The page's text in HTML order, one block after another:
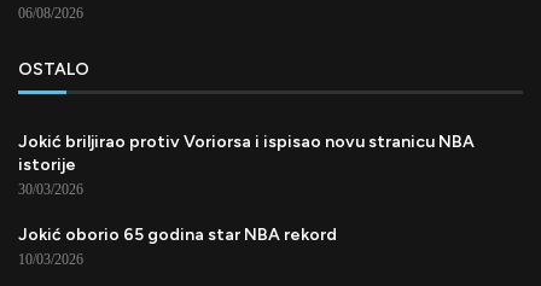
06/08/2026
OSTALO
Jokić briljirao protiv Voriorsa i ispisao novu stranicu NBA
istorije
30/03/2026
Jokić oborio 65 godina star NBA rekord
10/03/2026